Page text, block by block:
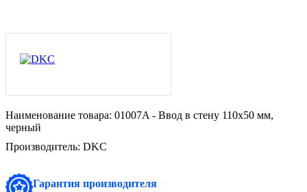
Наименование товара: 01007A - Ввод в стену 110х50 мм,
черный
Производитель: DKC
Гарантия производителя